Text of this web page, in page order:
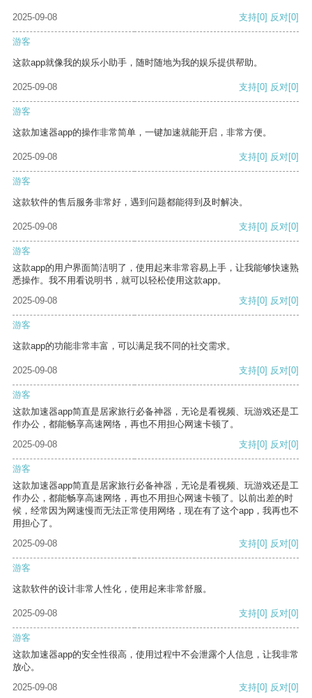
2025-09-08 支持[0] 反对[0]
游客
这款app就像我的娱乐小助手，随时随地为我的娱乐提供帮助。
2025-09-08 支持[0] 反对[0]
游客
这款加速器app的操作非常简单，一键加速就能开启，非常方便。
2025-09-08 支持[0] 反对[0]
游客
这款软件的售后服务非常好，遇到问题都能得到及时解决。
2025-09-08 支持[0] 反对[0]
游客
这款app的用户界面简洁明了，使用起来非常容易上手，让我能够快速熟
悉操作。我不用看说明书，就可以轻松使用这款app。
2025-09-08
支持[0] 反对[0]
游客
这款app的功能非常丰富，可以满足我不同的社交需求。
2025-09-08 支持[0] 反对[0]
游客
这款加速器app简直是居家旅行必备神器，无论是看视频、玩游戏还是工
作办公，都能畅享高速网络，再也不用担心网速卡顿了。
2025-09-08
支持[0] 反对[0]
游客
这款加速器app简直是居家旅行必备神器，无论是看视频、玩游戏还是工
作办公，都能畅享高速网络，再也不用担心网速卡顿了。以前出差的时
候，经常因为网速慢而无法正常使用网络，现在有了这个app，我再也不
用担心了。
2025-09-08
支持[0] 反对[0]
游客
这款软件的设计非常人性化，使用起来非常舒服。
2025-09-08 支持[0] 反对[0]
游客
这款加速器app的安全性很高，使用过程中不会泄露个人信息，让我非常
放心。
2025-09-08
支持[0] 反对[0]